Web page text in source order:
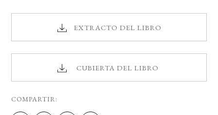
EXTRACTO DEL LIBRO
CUBIERTA DEL LIBRO
COMPARTIR: